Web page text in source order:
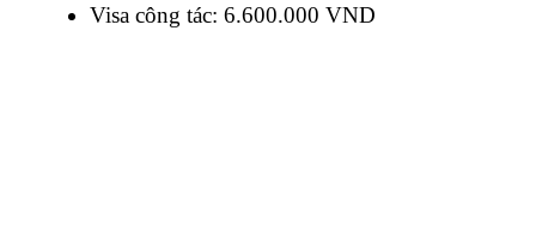
Visa công tác: 6.600.000 VND